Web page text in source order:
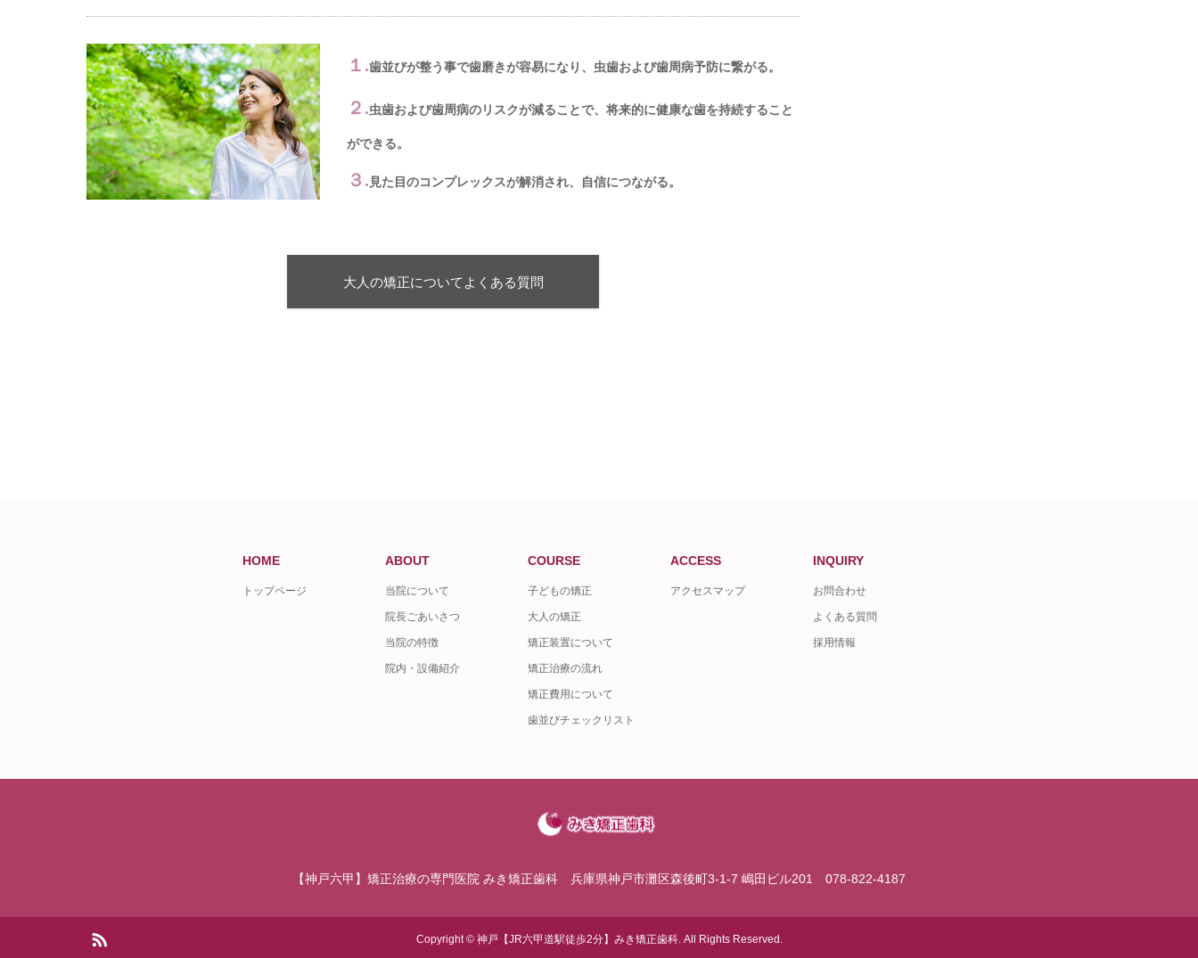
１.歯並びが整う事で歯磨きが容易になり、虫歯および歯周病予防に繋がる。
２.虫歯および歯周病のリスクが減ることで、将来的に健康な歯を持続すること
ができる。
３. 見た目のコンプレックスが解消され、自信につながる。
大人の矯正についてよくある質問
HOME
トップページ
ABOUT
当院について
院長ごあいさつ
当院の特徴
院内・設備紹介
COURSE
子どもの矯正
大人の矯正
矯正装置について
矯正治療の流れ
矯正費用について
歯並びチェックリスト
ACCESS
アクセスマップ
INQUIRY
お問合わせ
よくある質問
採用情報
【神戸六甲】矯正治療の専門医院 みき矯正歯科 兵庫県神戸市灘区森後町3-1-7 嶋田ビル201 078-822-4187
Copyright© 神戸【JR六甲道駅徒歩2分】みき矯正歯科. All Rights Reserved.